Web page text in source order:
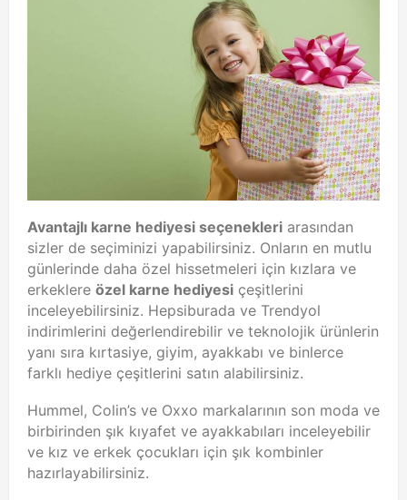
Avantajlı karne hediyesi seçenekleri arasından
sizler de seçiminizi yapabilirsiniz. Onların en mutlu
günlerinde daha özel hissetmeleri için kızlara ve
erkeklere özel karne hediyesi çeşitlerini
inceleyebilirsiniz. Hepsiburada ve Trendyol
indirimlerini değerlendirebilir ve teknolojik ürünlerin
yanı sıra kırtasiye, giyim, ayakkabı ve binlerce
farklı hediye çeşitlerini satın alabilirsiniz.
Hummel, Colin’s ve Oxxo markalarının son moda ve
birbirinden şık kıyafet ve ayakkabıları inceleyebilir
ve kız ve erkek çocukları için şık kombinler
hazırlayabilirsiniz.